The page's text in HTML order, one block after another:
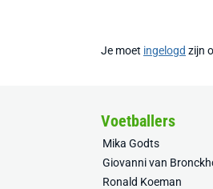
Je moet ingelogd zijn
Voetballers
Mika Godts
Giovanni van
Ronald Koeman